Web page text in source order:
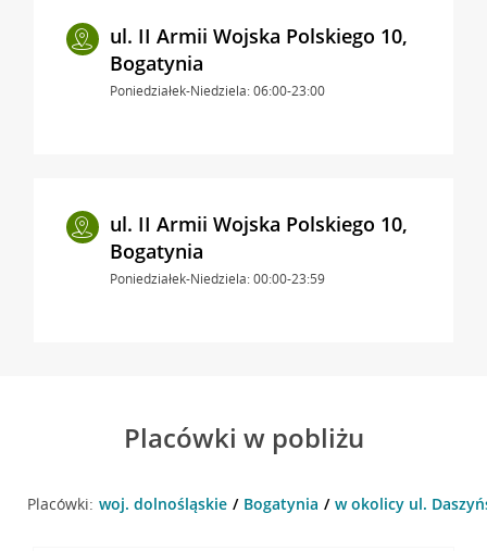
ul. II Armii Wojska Polskiego 10,
Bogatynia
Poniedziałek-Niedziela: 06:00-23:00
ul. II Armii Wojska Polskiego 10,
Bogatynia
Poniedziałek-Niedziela: 00:00-23:59
Placówki w pobliżu
Placówki: woj. dolnośląskie Bogatynia w okolicy ul.